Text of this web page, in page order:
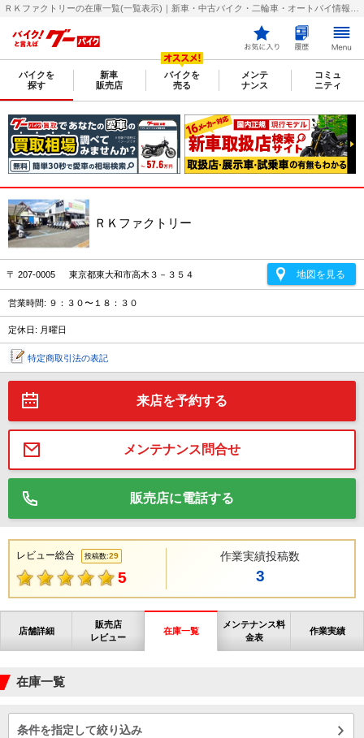
バイクを
探す
新車
販売店
バイクを
売る
メンテ
ナンス
コミュ
ニティ
ＲＫファクトリー
〒 207-0005 東京都東大和市高木３－３５４ 地図を見る
営業時間: ９：３０〜１８：３０
定休日: 月曜日
特定商取引法の表記
来店を予約する
メンテナンス問合せ
販売店に電話する
レビュー総合 投稿数:29
5
作業実績投稿数
3
店舗詳細
販売店
レビュー
在庫一覧
メンテナンス料
金表
作業実績
在庫一覧
条件を指定して絞り込み